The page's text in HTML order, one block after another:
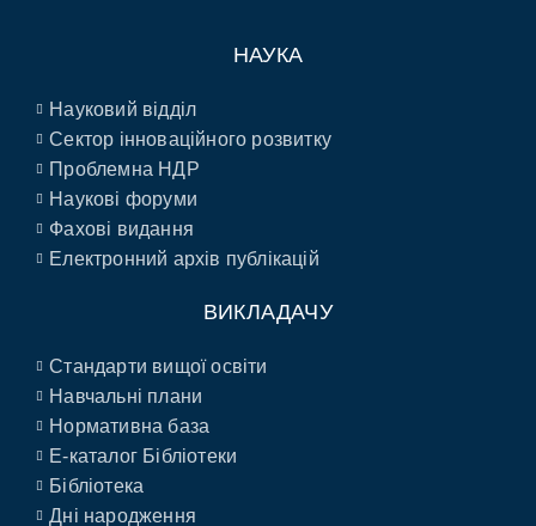
НАУКА
Науковий відділ
Сектор інноваційного розвитку
Проблемна НДР
Наукові форуми
Фахові видання
Електронний архів публікацій
ВИКЛАДАЧУ
Стандарти вищої освіти
Навчальні плани
Нормативна база
E-каталог Бібліотеки
Бібліотека
Дні народження